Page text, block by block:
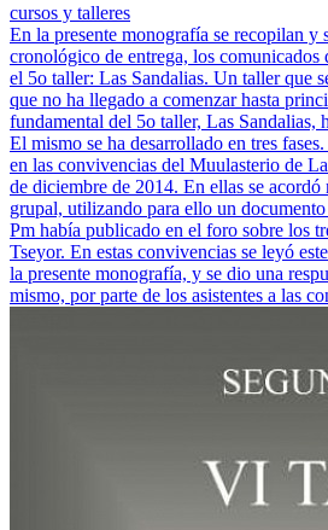
cursos y talleres
En la presente monografía se recopilan y
cronológico de entrega, los
el 5o taller: Las Sandalias. Un taller que
que no ha llegado a comenzar hasta
fundamental del 5o taller, Las Sandalias,
El mismo se ha desarrollado en tres
en las convivencias del Muulasterio de
de diciembre de 2014. En ellas se
grupal, utilizando para ello un
Pm había publicado en el foro sobre los
Tseyor. En estas convivencias se leyó
la presente monografía, y se dio una
mismo, por parte de los asistentes a las